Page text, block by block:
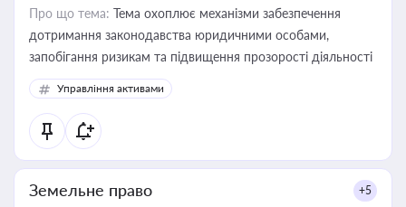
Про що тема: Тема охоплює механізми забезпечення
дотримання законодавства юридичними особами,
запобігання ризикам та підвищення прозорості діяльності
Управління активами
Земельне право +5